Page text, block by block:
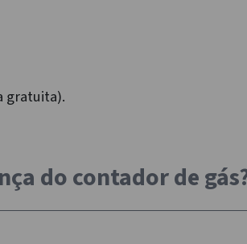
gratuita).
do contador de